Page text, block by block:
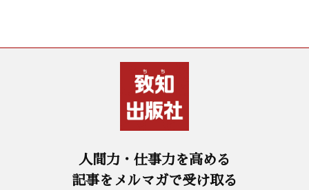
人間力・仕事力を高める
記事をメルマガで受け取る